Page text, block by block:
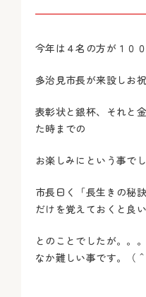
今年は４名の方が１０
多治見市長が来設しお
表彰状と銀杯、それと
た時までの
お楽しみにという事でし
市長曰く「長生きの秘
だけを覚えておくと良い
とのことでしたが。。
なか難しい事です。（＾